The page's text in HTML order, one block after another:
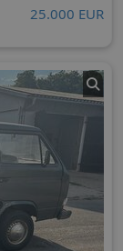
25.000 EUR